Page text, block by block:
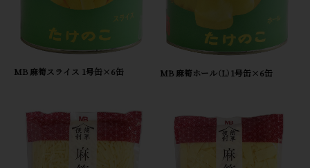
MB 麻筍スライス 1号缶×6缶 MB 麻筍ホール（L）1号缶×6缶